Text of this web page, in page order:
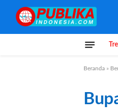
Beranda »